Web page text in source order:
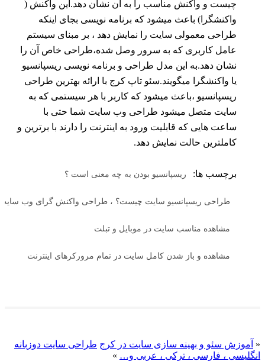
چیست و واکنش مناسب را به آن نشان دهد.این واکنش (
واکنشگرا) باعث میشود که برنامه نویسی بجای اینکه
طراحی معمولی سایت را نمایش دهد ، بر مبنای سیستم
عامل کاربری که به سرور وصل شده،طراحی خاص آن را
نشان دهد.به این مدل طراحی و برنامه نویسی ریسپانسیو
یا واکنشگرا میگویند.سئو تاپ کرج با ارائه بهترین طراحی
ریسپانسیو ،باعث میشود که کاربر با هر سیستمی که به
سایت متصل میشود طراحی وب سایت شما حتی با
ساعت هایی که قابلیت ورود به اینترنت را دارند با برترین و
کاملترین حالت نمایش دهد.
برچسب ها: ریسپانسیو بودن به چه معنی است ؟
طراحی ریسپانسیو سایت چیست؟ ، طراحی واکنش گرای وب
مشاهده مناسب سایت در موبایل و تبلت
مشاهده و باز شدن کامل سایت در تمام مرورکرهای اینترنت
« آموزش سئو و بهینه سازی سایت در کرج طراحی سایت دوزبانه
انگلیسی ، فارسی ، ترکی ، عربی و… »